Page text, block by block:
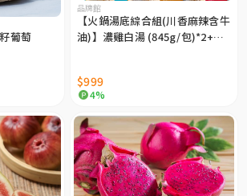
品牌館
【火鍋湯底綜合組(川香麻辣含牛
油)】濃雞白湯 (845g/包)*2+胡
$999
4%
葡萄